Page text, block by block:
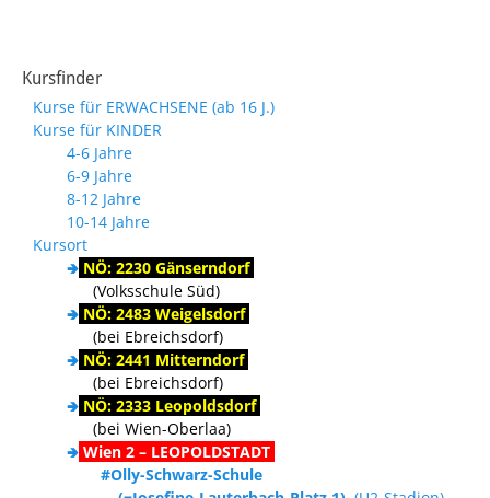
Kursfinder
Kurse für ERWACHSENE (ab 16 J.)
Kurse für KINDER
4-6 Jahre
6-9 Jahre
8-12 Jahre
10-14 Jahre
Kursort
🢂 NÖ: 2230 Gänserndorf
(Volksschule Süd)
🢂 NÖ: 2483 Weigelsdorf
(bei Ebreichsdorf)
🢂 NÖ: 2441 Mitterndorf
(bei Ebreichsdorf)
🢂 NÖ: 2333 Leopoldsdorf
(bei Wien-Oberlaa)
🢂 Wien 2 – LEOPOLDSTADT
#Olly-Schwarz-Schule